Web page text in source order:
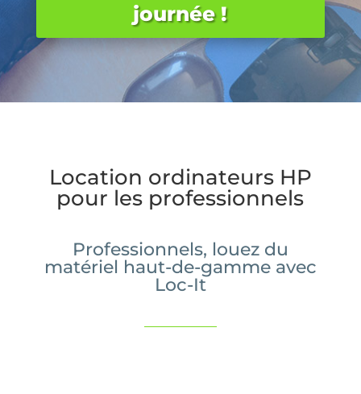
journée !
Location ordinateurs HP
pour les professionnels
Professionnels, louez du
matériel haut-de-gamme avec
Loc-It